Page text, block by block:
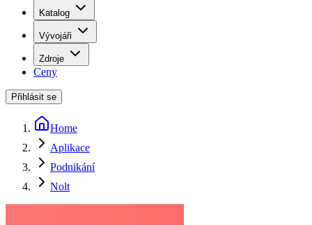
Katalog
Vývojáři
Zdroje
Ceny
Přihlásit se
Home
Aplikace
Podnikání
Nolt